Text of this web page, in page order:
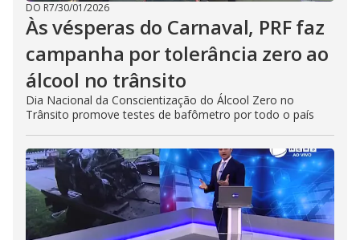
DO R7/30/01/2026
Às vésperas do Carnaval, PRF faz
campanha por tolerância zero ao
álcool no trânsito
Dia Nacional da Conscientização do Álcool Zero no
Trânsito promove testes de bafômetro por todo o país